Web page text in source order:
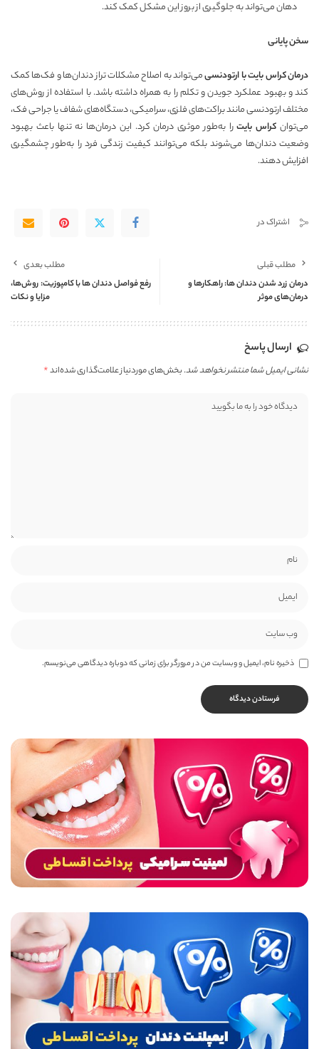
دهان می‌تواند به جلوگیری از بروز این مشکل کمک کند.
سخن پایانی
درمان کراس بایت با ارتودنسیمی‌تواند به اصلاح مشکلات تراز دندان‌ها و فک‌ها کمک
کند و بهبود عملکرد جویدن و تکلم را به همراه داشته باشد. با استفاده از روش‌های
مختلف ارتودنسی مانند براکت‌های فلزی، سرامیکی، دستگاه‌های شفاف یا جراحی فک،
می‌توان کراس بایترا به‌طور موثری درمان کرد. این درمان‌ها نه تنها باعث بهبود
وضعیت دندان‌ها می‌شوند بلکه می‌توانند کیفیت زندگی فرد را به‌طور چشمگیری
افزایش دهند.
اشتراک در
مطلب قبلی
درمان زرد شدن دندان ها: راهکارها و
درمان‌های موثر
مطلب بعدی
رفع فواصل دندان ها با کامپوزیت: روش‌ها،
مزایا و نکات
ارسال پاسخ
نشانی ایمیل شما منتشر نخواهد شد.بخش‌های موردنیاز علامت‌گذاری شده‌اند*
ذخیره نام، ایمیل و وبسایت من در مرورگر برای زمانی که دوباره دیدگاهی می‌نویسم.